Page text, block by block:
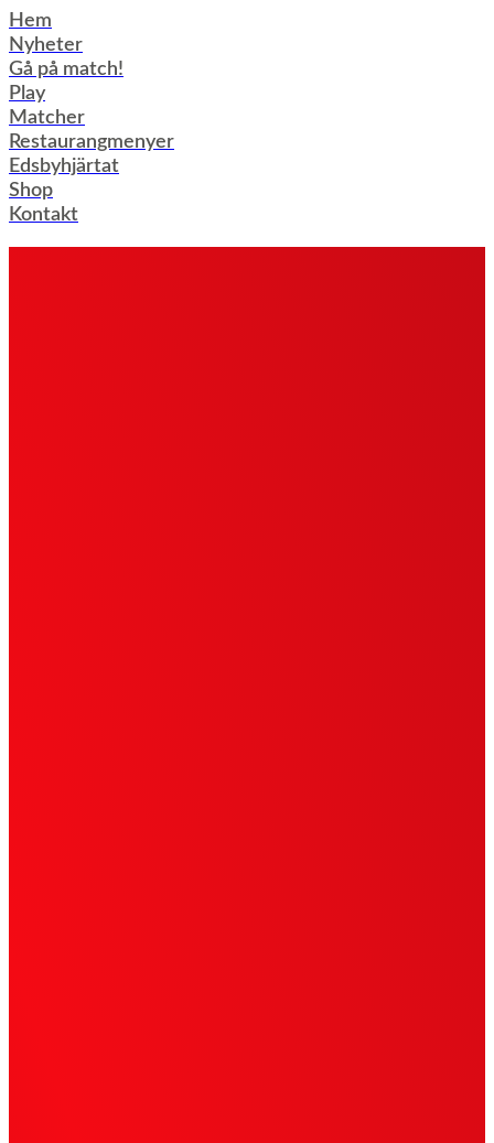
Hoppa
till
innehåll
Hem
Nyheter
Gå på match!
Play
Matcher
Restaurangmenyer
Edsbyhjärtat
Shop
Kontakt